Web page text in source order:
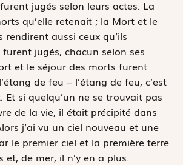
jugés selon leurs actes. La
qu’elle retenait ; la Mort et le
rendirent aussi ceux qu’ils
jugés, chacun selon ses
et le séjour des morts furent
de feu – l’étang de feu, c’est
Et si quelqu’un ne se trouvait pas
de la vie, il était précipité dans
j’ai vu un ciel nouveau et une
le premier ciel et la première terre
et, de mer, il n’y en a plus.